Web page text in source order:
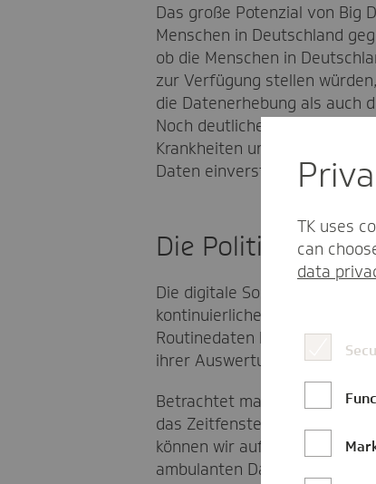
Das große Potenzial von Big
Menschen in Deutschland
ob die Menschen in
zur Verfügung stellen
die Datenerhebung als auch
Noch deutlicher sieht es bei
Krankheiten und zur
Daten einverstanden.
Die Politik ist
Die digitale Solidarität ist
kontinuierliche
Routinedaten kommen wir
ihrer Auswertung müssen
Betrachtet man
das Zeitfenster, das anhand
können wir auf die letzten
ambulanten Daten liegen die
TK uses
can
data